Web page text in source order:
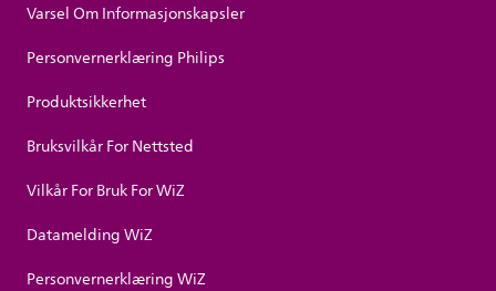
Varsel Om Informasjonskapsler
Personvernerklæring Philips
Produktsikkerhet
Bruksvilkår For Nettsted
Vilkår For Bruk For WiZ
Datamelding WiZ
Personvernerklæring WiZ